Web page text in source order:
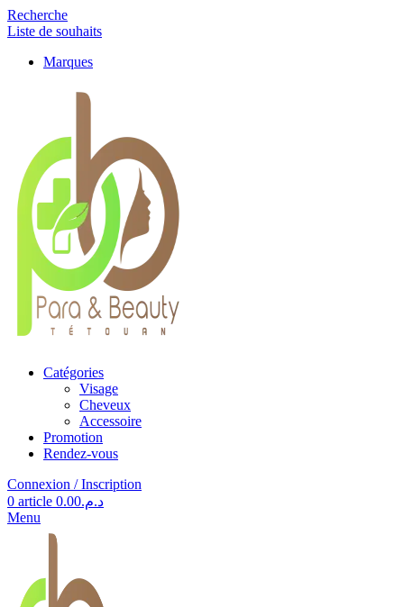
Recherche
Liste de souhaits
Marques
Catégories
Visage
Cheveux
Accessoire
Promotion
Rendez-vous
Connexion / Inscription
0 article د.م.0.00
Menu